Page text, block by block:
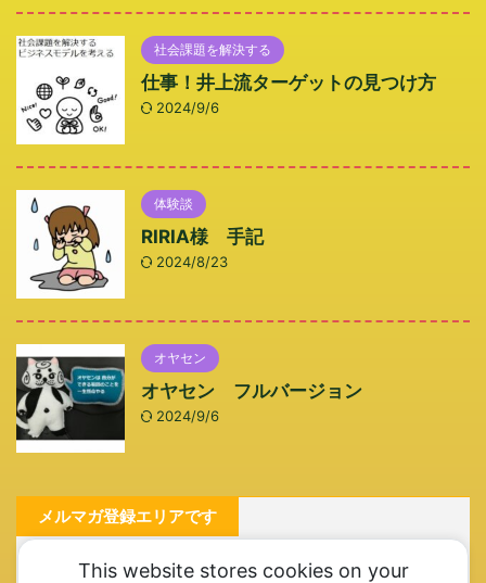
社会課題を解決する
仕事！井上流ターゲットの見つけ方
2024/9/6
体験談
RIRIA様 手記
2024/8/23
オヤセン
オヤセン フルバージョン
2024/9/6
メルマガ登録エリアです
メルマガ登録お願いします。ここ一番というときにご連
This website stores cookies on your